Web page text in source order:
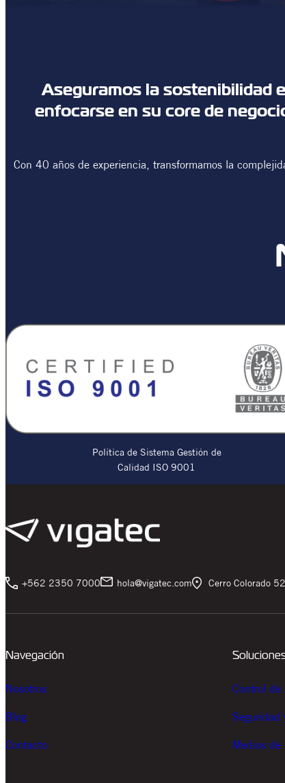
Aseguramos la sostenibilidad
enfocarse en su core de
Con 40 años de experiencia, transformamos la
Política de Sistema Gestión de
Calidad ISO 9001
+562 2350 7000 hola@vigatec.com Cerro Colorado
Navegación
Nosotros
Blog
Contacto
Control de
Seguridad
Medios de